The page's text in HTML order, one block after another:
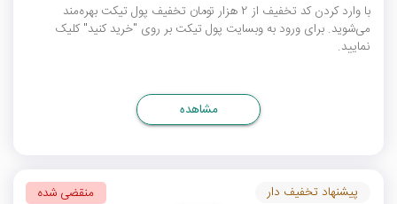
با وارد کردن کد تخفیف از 2 هزار تومان تخفیف پول تیکت بهره‌مند
می‌شوید. برای ورود به وبسایت پول تیکت بر روی "خرید کنید" کلیک
نمایید.
مشاهده
پیشنهاد تخفیف دار منقضی شده